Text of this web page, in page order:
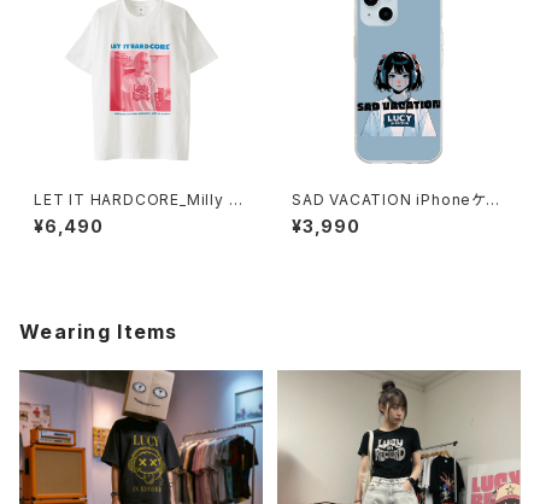
LET IT HARDCORE_Milly T
シャツ ciderpeach 1014-23
0221304
¥6,490
SAD VACATION iPhoneケー
ス 1017-240218003
¥3,990
Wearing Items